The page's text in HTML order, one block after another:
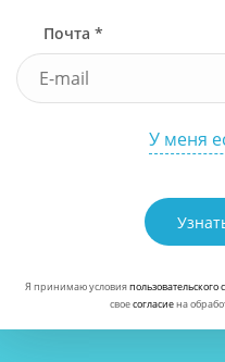
Почта *
У меня
Я принимаю условияпользовательского
своесогласиена